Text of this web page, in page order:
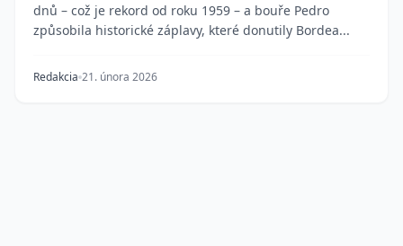
dnů – což je rekord od roku 1959 – a bouře Pedro
způsobila historické záplavy, které donutily Bordea...
Redakcia 21. února 2026